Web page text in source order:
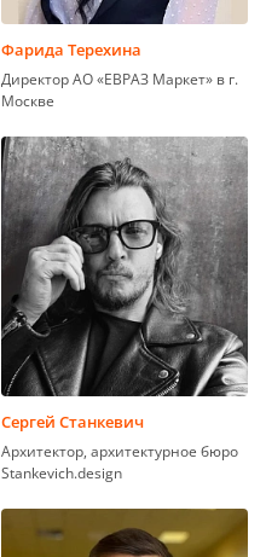
Фарида Терехина
Директор АО «ЕВРАЗ Маркет» в г.
Москве
Сергей Станкевич
Архитектор, архитектурное бюро
Stankevich.design